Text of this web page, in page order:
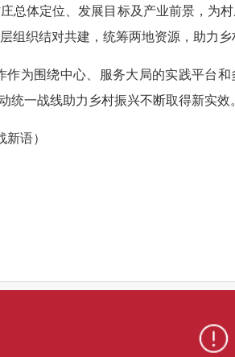
总体定位、发展目标及产业前景，为
组织结对共建，统筹两地资源，助力乡
为围绕中心、服务大局的实践平台
统一战线助力乡村振兴不断取得新实效。
新语）